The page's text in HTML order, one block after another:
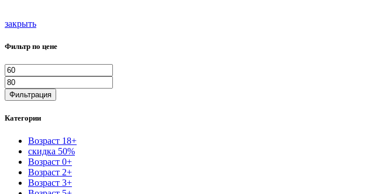
закрыть
Фильтр по цене
Минимальная
цена
цена
Фильтрация
Категории
Возраст 18+
скидка 50%
Возраст 0+
Возраст 2+
Возраст 3+